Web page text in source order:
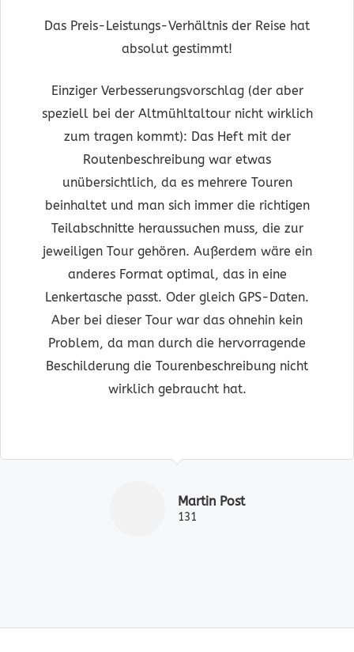
Das Preis-Leistungs-Verhältnis der Reise hat
absolut gestimmt!
Einziger Verbesserungsvorschlag (der aber
speziell bei der Altmühltaltour nicht wirklich
zum tragen kommt): Das Heft mit der
Routenbeschreibung war etwas
unübersichtlich, da es mehrere Touren
beinhaltet und man sich immer die richtigen
Teilabschnitte heraussuchen muss, die zur
jeweiligen Tour gehören. Außerdem wäre ein
anderes Format optimal, das in eine
Lenkertasche passt. Oder gleich GPS-Daten.
Aber bei dieser Tour war das ohnehin kein
Problem, da man durch die hervorragende
Beschilderung die Tourenbeschreibung nicht
wirklich gebraucht hat.
Martin Post
131